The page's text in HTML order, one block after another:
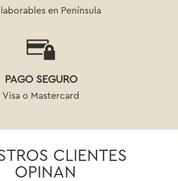
laborables en Península
PAGO SEGURO
Visa o Mastercard
CLIENTES
OPINAN